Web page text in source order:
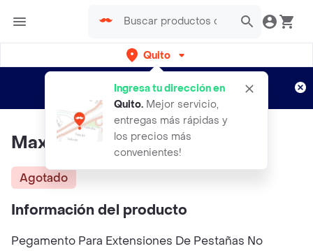
Quito
Ingresa tu dirección en
Quito. Mejor servicio,
entregas más rápidas y
los precios más
convenientes!
envíos gratis por semanas
Aplican TyC
Maxi Goma Pestaña 30 Ml
Agotado
Información del producto
Pegamento Para Extensiones De Pestañas No